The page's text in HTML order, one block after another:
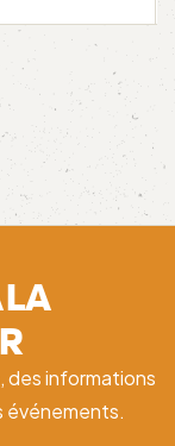
LA
des informations
événements.